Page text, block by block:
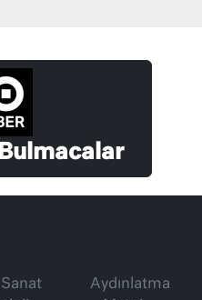
Aydınlatma